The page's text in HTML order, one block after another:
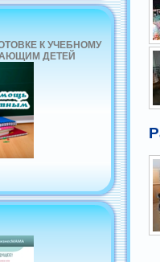
К УЧЕБНОМУ
ДЕТЕЙ